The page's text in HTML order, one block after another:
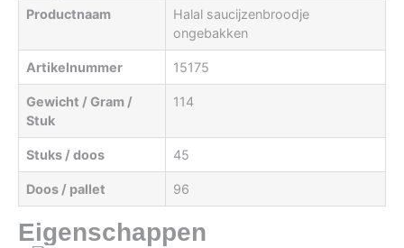
Productnaam
Halal saucijzenbroodje
ongebakken
Artikelnummer 15175
Gewicht / Gram /
Stuk
114
Stuks / doos 45
Doos / pallet 96
Eigenschappen